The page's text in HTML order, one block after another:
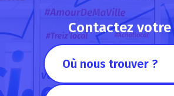
Contactez votre
Où nous trouver ?